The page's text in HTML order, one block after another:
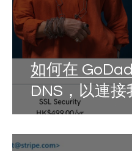
如何在
DNS，以連